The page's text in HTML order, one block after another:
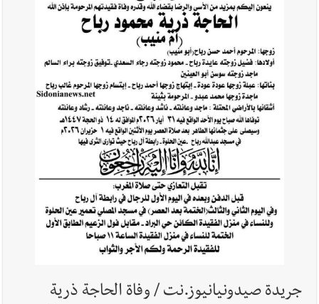
استدراج وابتزاز واعتداء جنسي على قاصر
أخبار لبنان بالصور : قائد الجيش اللبناني العماد رودولف هيكل شدد
خلال استقباله قائد القوة المشتركة الألمانية اللواء Alexander
Sollfrank على ضرورة تعزيز التعاون بين الجيشَين
الطقس غدا صيفي معتاد والحرارة ضمن معدلاتها
إنفجار مرفأ أم إنفجار دولة؟... كيف نحمي لبنان؟
جريدة صيدونيانيوز.نت / وفاة الحاجة ذرية